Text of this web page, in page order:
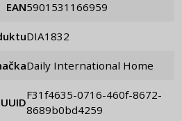
EAN 5901531166959
DIA1832
Daily International Home
UUID
f31f4635-0716-460f-8672-
8689b0bd4259